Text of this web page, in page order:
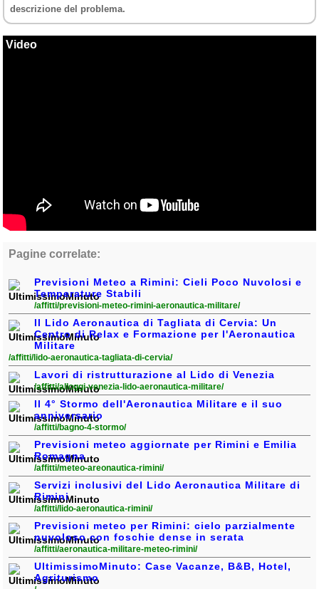
descrizione del problema.
Video
Pagine correlate:
Previsioni Meteo a Rimini: Cieli Poco Nuvolosi e
Temperature Stabili
/affitti/previsioni-meteo-rimini-aeronautica-militare/
Il Lido Aeronautica di Tagliata di Cervia: Un
Centro di Relax e Formazione per l'Aeronautica
Militare
/affitti/lido-aeronautica-tagliata-di-cervia/
Lavori di ristrutturazione al Lido di Venezia
/affitti/alloggi-venezia-lido-aeronautica-militare/
Il 4° Stormo dell'Aeronautica Militare e il suo
anniversario
/affitti/bagno-4-stormo/
Previsioni meteo aggiornate per Rimini e Emilia
Romagna
/affitti/meteo-areonautica-rimini/
Servizi inclusivi del Lido Aeronautica Militare di
Rimini
/affitti/lido-aeronautica-rimini/
Previsioni meteo per Rimini: cielo parzialmente
nuvoloso con foschie dense in serata
/affitti/aeronautica-militare-meteo-rimini/
UltimissimoMinuto: Case Vacanze, B&B, Hotel,
Agriturismo